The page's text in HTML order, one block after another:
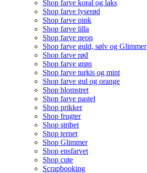
Shop farve koral og laks
Shop farve lyserød
Shop farve pink
Shop farve lilla
Shop farve neon
Shop farve guld, sølv og Glimmer
Shop farve rød
Shop farve grøn
Shop farve turkis og mint
Shop farve gul og orange
Shop blomstret
Shop farve pastel
Shop prikker
Shop frugter
Shop stribet
Shop ternet
Shop Glimmer
Shop ensfarvet
Shop cute
Scrapbooking